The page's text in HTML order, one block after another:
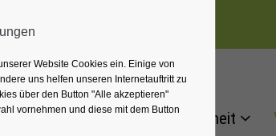
Für Ihre Gesundheit
Website Cookies ein. Einige von
uns helfen unseren Internetauftritt zu
über den Button "Alle akzeptieren"
vornehmen und diese mit dem Button